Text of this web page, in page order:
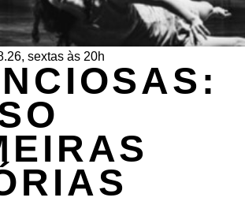
sextas às 20h